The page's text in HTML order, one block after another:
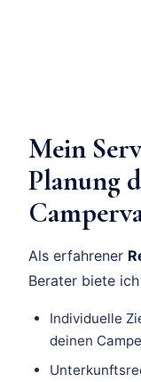
Mein
Planung
Als erfahrener
Berater biete
Individuelle
deinen